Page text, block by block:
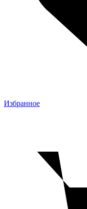
Избранное